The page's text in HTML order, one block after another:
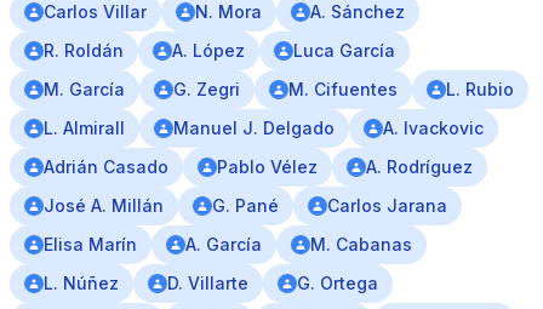
Carlos Villar
N. Mora
A. Sánchez
R. Roldán
A. López
Luca García
M. García
G. Zegri M. Cifuentes
L. Rubio
L. Almirall
Manuel J. Delgado
A. Ivackovic
Adrián Casado
Pablo Vélez
A. Rodríguez
José A. Millán
G. Pané
Carlos Jarana
Elisa Marín
A. García
M. Cabanas
L. Núñez
D. Villarte
G. Ortega